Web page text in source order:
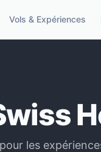
Vols & Expériences
les